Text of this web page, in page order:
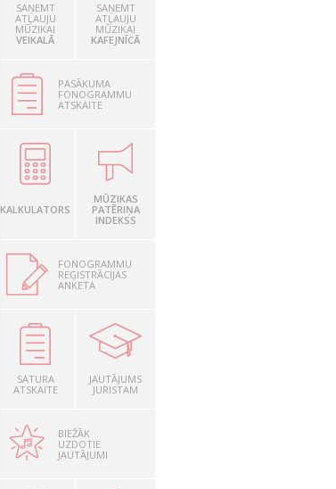
SAŅEMT
ATĻAUJU
MŪZIKAI
VEIKALĀ
SAŅEMT
ATĻAUJU
MŪZIKAI
KAFEJNĪCĀ
PASĀKUMA
FONOGRAMMU
ATSKAITE
KALKULATORS
MŪZIKAS
PATĒRIŅA
INDEKSS
FONOGRAMMU
REĢISTRĀCIJAS
ANKETA
SATURA
ATSKAITE
JAUTĀJUMS
JURISTAM
BIEŽĀK
UZDOTIE
JAUTĀJUMI